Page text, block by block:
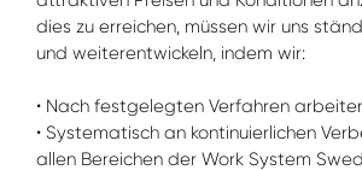
dies zu erreichen, müssen wir uns
und weiterentwickeln, indem wir:
• Nach festgelegten Verfahren
• Systematisch an kontinuierlichen
allen Bereichen der Work System